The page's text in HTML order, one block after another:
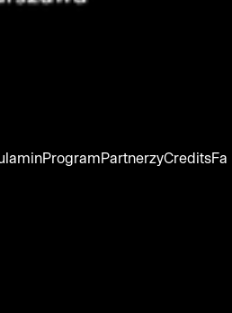
ProgramPartnerzyCreditsFa